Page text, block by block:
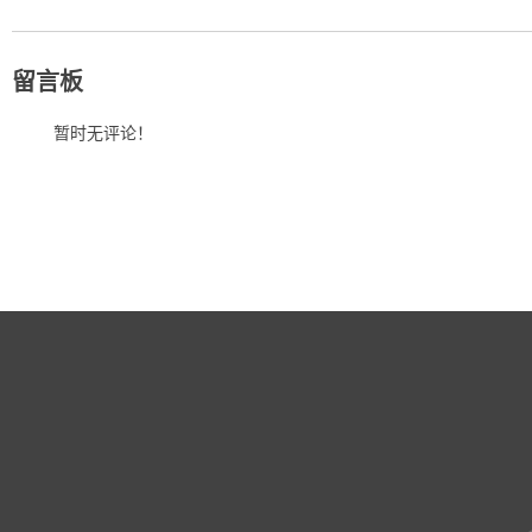
留言板
暂时无评论！